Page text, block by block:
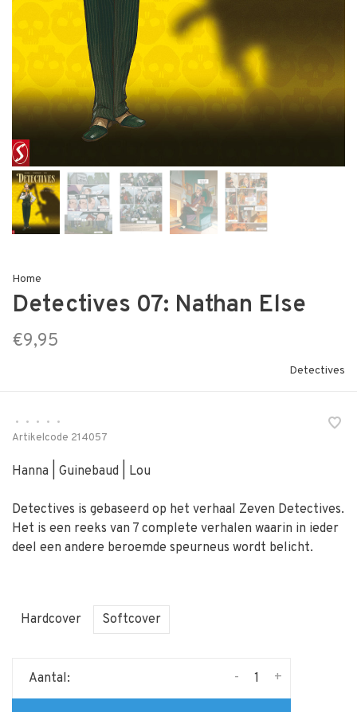
Home
Detectives 07: Nathan Else
€9,95
Detectives
• • • •
•
Artikelcode 214057
Hanna | Guinebaud | Lou
Detectives is gebaseerd op het verhaal Zeven Detectives.
Het is een reeks van 7 complete verhalen waarin in ieder
deel een andere beroemde speurneus wordt belicht.
Hardcover Softcover
Aantal: +
-